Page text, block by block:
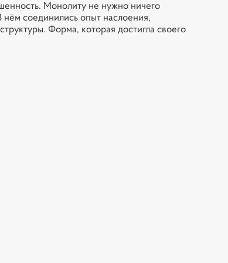
Монолиту не нужно ничего
нём соединились опыт наслоения,
Форма, которая достигла своего